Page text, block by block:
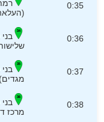
0:35
0:36
0:37
0:38
מרכז